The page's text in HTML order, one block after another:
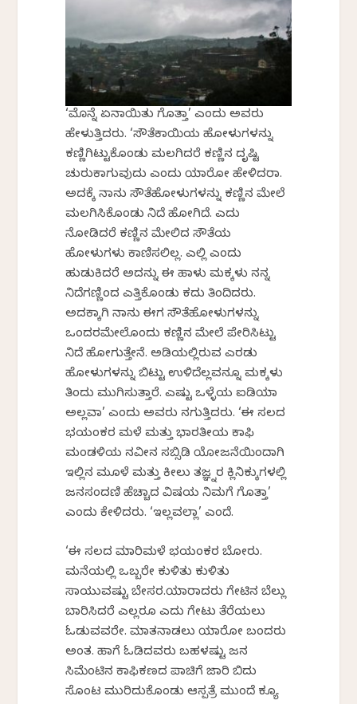
‘ಮೊನ್ನೆ ಏನಾಯಿತು ಗೊತ್ತಾ’ ಎಂದು ಅವರು
ಹೇಳುತ್ತಿದ್ದರು. ‘ಸೌತೆಕಾಯಿಯ ಹೋಳುಗಳನ್ನು
ಕಣ್ಣಿಗಿಟ್ಟುಕೊಂಡು ಮಲಗಿದರೆ ಕಣ್ಣಿನ ದೃಷ್ಟಿ
ಚುರುಕಾಗುವುದು ಎಂದು ಯಾರೋ ಹೇಳಿದರಾ.
ಅದಕ್ಕೆ ನಾನು ಸೌತೆಹೋಳುಗಳನ್ನು ಕಣ್ಣಿನ ಮೇಲೆ
ಮಲಗಿಸಿಕೊಂಡು ನಿದ್ದೆ ಹೋಗಿದ್ದೆ. ಎದ್ದು
ನೋಡಿದರೆ ಕಣ್ಣಿನ ಮೇಲಿದ್ದ ಸೌತೆಯ
ಹೋಳುಗಳು ಕಾಣಿಸಲಿಲ್ಲ. ಎಲ್ಲಿ ಎಂದು
ಹುಡುಕಿದರೆ ಅದನ್ನು ಈ ಹಾಳು ಮಕ್ಕಳು ನನ್ನ
ನಿದ್ದೆಗಣ್ಣಿಂದ ಎತ್ತಿಕೊಂಡು ಕದ್ದು ತಿಂದಿದ್ದರು.
ಅದಕ್ಕಾಗಿ ನಾನು ಈಗ ಸೌತೆಹೋಳುಗಳನ್ನು
ಒಂದರಮೇಲೊಂದು ಕಣ್ಣಿನ ಮೇಲೆ ಪೇರಿಸಿಟ್ಟು
ನಿದ್ದೆ ಹೋಗುತ್ತೇನೆ. ಅಡಿಯಲ್ಲಿರುವ ಎರಡು
ಹೋಳುಗಳನ್ನು ಬಿಟ್ಟು ಉಳಿದೆಲ್ಲವನ್ನೂ ಮಕ್ಕಳು
ತಿಂದು ಮುಗಿಸುತ್ತಾರೆ. ಎಷ್ಟು ಒಳ್ಳೆಯ ಐಡಿಯಾ
ಅಲ್ಲವಾ’ ಎಂದು ಅವರು ನಗುತ್ತಿದ್ದರು. ‘ಈ ಸಲದ
ಭಯಂಕರ ಮಳೆ ಮತ್ತು ಭಾರತೀಯ ಕಾಫಿ
ಮಂಡಳಿಯ ನವೀನ ಸಬ್ಸಿಡಿ ಯೋಜನೆಯಿಂದಾಗಿ
ಇಲ್ಲಿನ ಮೂಳೆ ಮತ್ತು ಕೀಲು ತಜ್ಞ್ನರ ಕ್ಲಿನಿಕ್ಕುಗಳಲ್ಲಿ
ಜನಸಂದಣಿ ಹೆಚ್ಚಾದ ವಿಷಯ ನಿಮಗೆ ಗೊತ್ತಾ’
ಎಂದು ಕೇಳಿದರು. ‘ಇಲ್ಲವಲ್ಲಾ’ ಎಂದೆ.
‘ಈ ಸಲದ ಮಾರಿಮಳೆ ಭಯಂಕರ ಬೋರು.
ಮನೆಯಲ್ಲಿ ಒಬ್ಬರೇ ಕುಳಿತು ಕುಳಿತು
ಸಾಯುವಷ್ಟು ಬೇಸರ.ಯಾರಾದರು ಗೇಟಿನ ಬೆಲ್ಲು
ಬಾರಿಸಿದರೆ ಎಲ್ಲರೂ ಎದ್ದು ಗೇಟು ತೆರೆಯಲು
ಓಡುವವರೇ. ಮಾತನಾಡಲು ಯಾರೋ ಬಂದರು
ಅಂತ. ಹಾಗೆ ಓಡಿದವರು ಬಹಳಷ್ಟು ಜನ
ಸಿಮೆಂಟಿನ ಕಾಫಿಕಣದ ಪಾಚಿಗೆ ಜಾರಿ ಬಿದ್ದು
ಸೊಂಟ ಮುರಿದುಕೊಂಡು ಆಸ್ಪತ್ರೆ ಮುಂದೆ ಕ್ಯೂ